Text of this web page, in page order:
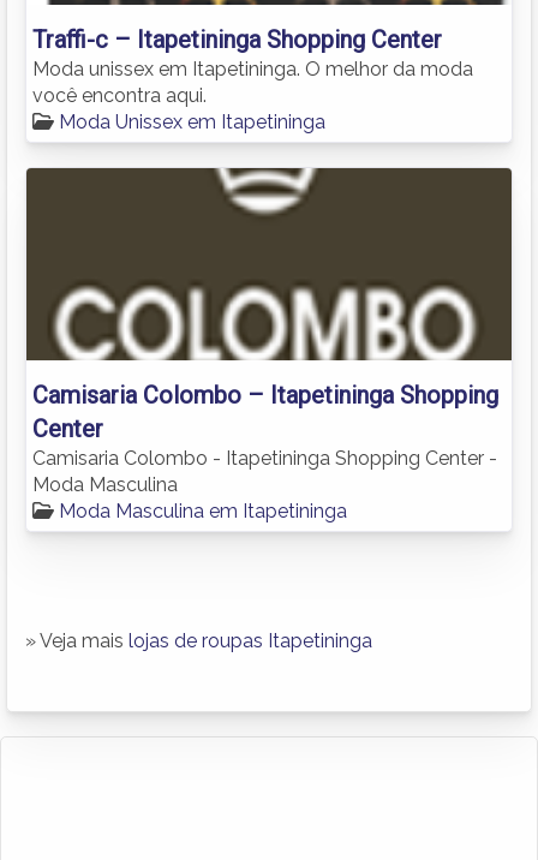
Traffi-c – Itapetininga Shopping Center
Moda unissex em Itapetininga. O melhor da moda
você encontra aqui.
Moda Unissex em Itapetininga
Camisaria Colombo – Itapetininga Shopping
Center
Camisaria Colombo - Itapetininga Shopping Center -
Moda Masculina
Moda Masculina em Itapetininga
» Veja mais lojas de roupas Itapetininga